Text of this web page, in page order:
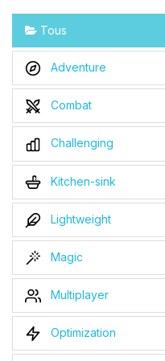
Tous
Adventure
Combat
Challenging
Kitchen-sink
Lightweight
Magic
Multiplayer
Optimization